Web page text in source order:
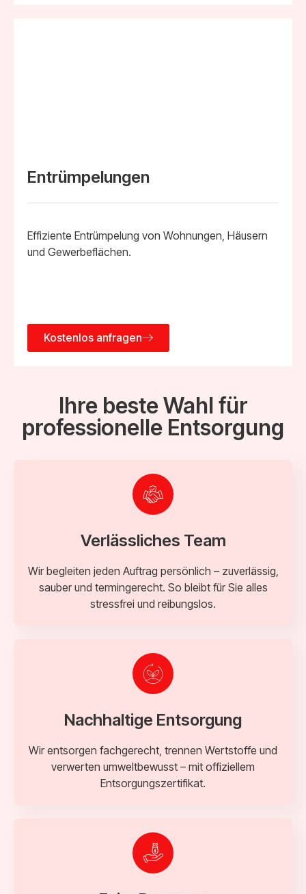
Entrümpelungen
Effiziente Entrümpelung von Wohnungen, Häusern
und Gewerbeflächen.
Kostenlos anfragen
Ihre beste Wahl für
professionelle Entsorgung
Verlässliches Team
Wir begleiten jeden Auftrag persönlich – zuverlässig,
sauber und termingerecht. So bleibt für Sie alles
stressfrei und reibungslos.
Nachhaltige Entsorgung
Wir entsorgen fachgerecht, trennen Wertstoffe und
verwerten umweltbewusst – mit offiziellem
Entsorgungszertifikat.